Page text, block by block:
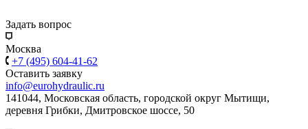
Задать вопрос
Москва
+7 (495) 604-41-62
Оставить заявку
info@eurohydraulic.ru
141044, Московская область, городской округ Мытищи,
деревня Грибки, Дмитровское шоссе, 50